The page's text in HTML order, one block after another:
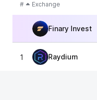
# Exchange
Finary Invest
1 Raydium